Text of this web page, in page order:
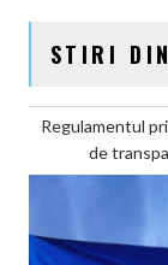
STIRI
Regulamentul
de